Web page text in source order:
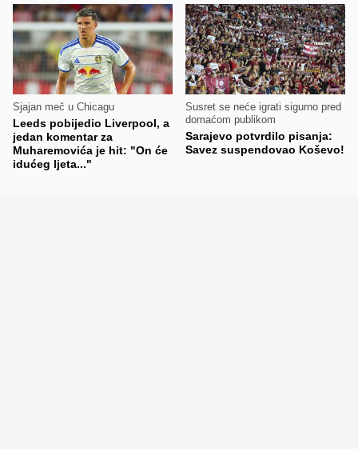
Sjajan meč u Chicagu
Leeds pobijedio Liverpool, a
jedan komentar za
Muharemovića je hit: "On će
idućeg ljeta..."
Susret se neće igrati sigurno pred
domaćom publikom
Sarajevo potvrdilo pisanja:
Savez suspendovao Koševo!